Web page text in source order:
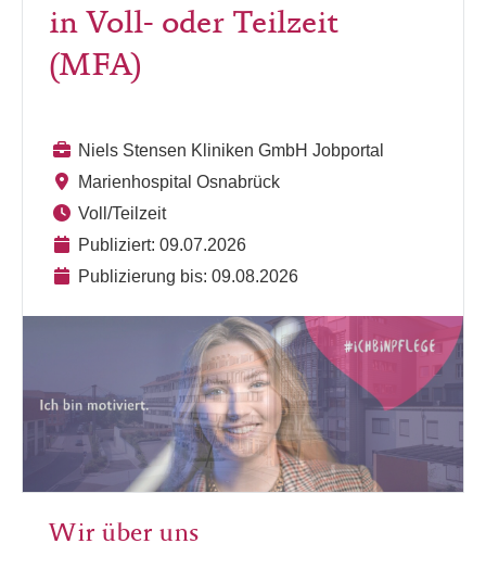
in Voll- oder Teilzeit
(MFA)
Niels Stensen Kliniken GmbH Jobportal
Marienhospital Osnabrück
Voll/Teilzeit
Publiziert: 09.07.2026
Publizierung bis: 09.08.2026
Wir über uns